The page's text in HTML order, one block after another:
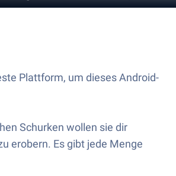
Plattform, um dieses Android-
Schurken wollen sie dir
erobern. Es gibt jede Menge